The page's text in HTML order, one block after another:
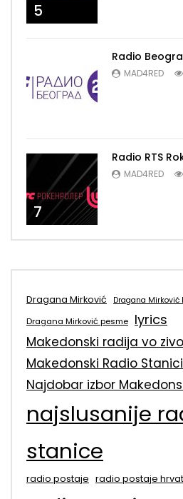
5
Radio
MAD4RED
7
Radio RTS
MAD4RED
Dragana Mirković Dragana Mirković
Dragana Mirković pesme lyrics
Makedonski radija vo zivo
Makedonski Radio Stanici
Najdobar izbor
najslusanije
stanice
radio postaje radio postaje